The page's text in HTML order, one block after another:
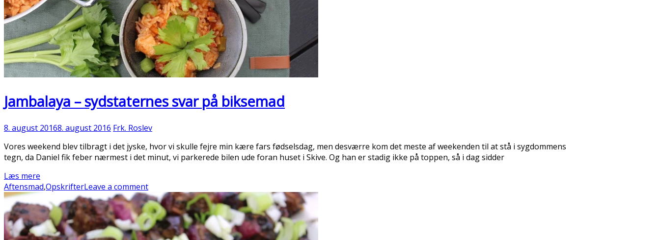
Jambalaya – sydstaternes svar på biksemad
8. august 20168. august 2016 Frk. Roslev
Vores weekend blev tilbragt i det jyske, hvor vi skulle fejre min kære fars fødselsdag, men desværre kom det meste af weekenden til at stå i sygdommens
tegn, da Daniel fik feber nærmest i det minut, vi parkerede bilen ude foran huset i Skive. Og han er stadig ikke på toppen, så i dag sidder
Læs mere
Aftensmad,OpskrifterLeave a comment